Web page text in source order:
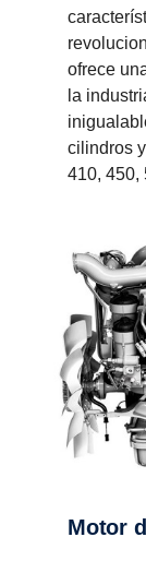
ofrece
la
cilindros
410, 450,
Motor